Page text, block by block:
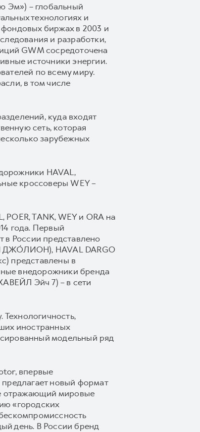
Эм») – глобальный
технологиях и
биржах в 2003 и
и разработки,
GWM сосредоточена
источники энергии.
по всему миру.
в том числе
куда входят
сеть, которая
зарубежных
HAVAL,
кроссоверы WEY –
TANK, WEY и ORA на
года. Первый
России представлено
ДЖО́ЛИОН), HAVAL DARGO
представлены в
внедорожники бренда
Эйч 7) – в сети
иностранных
модельный ряд
впервые
новый формат
отражающий мировые
«городских
день. В России бренд